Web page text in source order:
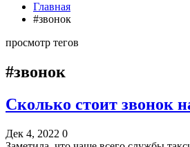
Главная
#звонок
просмотр тегов
#звонок
Сколько стоит звонок
Дек 4, 2022 0